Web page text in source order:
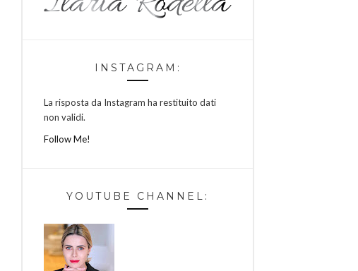
INSTAGRAM:
La risposta da Instagram ha restituito dati
non validi.
Follow Me!
YOUTUBE CHANNEL: